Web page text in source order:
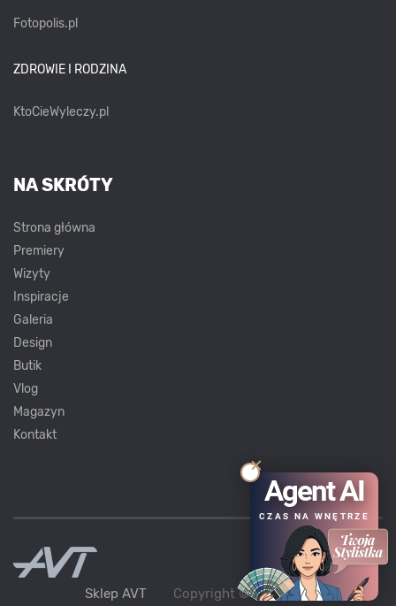
Fotopolis.pl
ZDROWIE I RODZINA
KtoCieWyleczy.pl
NA SKRÓTY
Strona główna
Premiery
Wizyty
Inspiracje
Galeria
Design
Butik
Vlog
Magazyn
Kontakt
Sklep AVT Copyright ©AVT2021
Agent AI
CZAS NA WNĘTRZE